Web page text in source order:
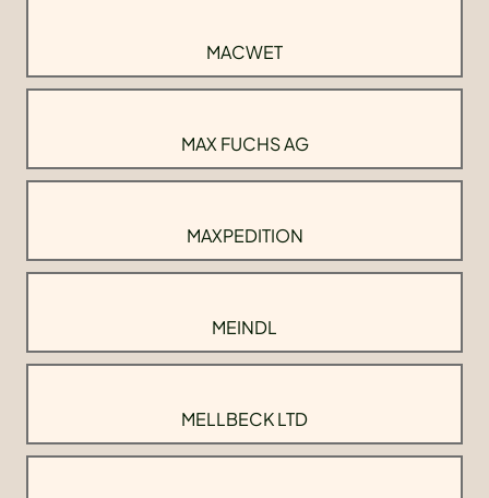
MACWET
MAX FUCHS AG
MAXPEDITION
MEINDL
MELLBECK LTD